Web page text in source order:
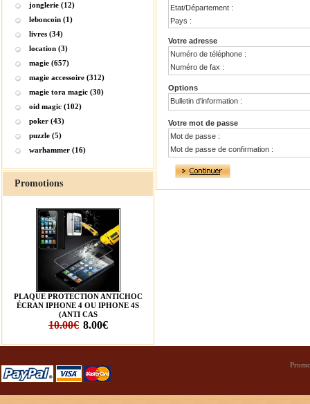
jonglerie (12)
leboncoin (1)
livres (34)
location (3)
magie (657)
magie accessoire (312)
magie tora magic (30)
oid magic (102)
poker (43)
puzzle (5)
warhammer (16)
Promotions
PLAQUE PROTECTION ANTICHOC
ÉCRAN IPHONE 4 OU IPHONE 4S
(ANTI CAS
10.00€ 8.00€
Etat/Département :
Pays :
Votre adresse
Numéro de téléphone :
Numéro de fax :
Options
Bulletin d'information :
Votre mot de passe
Mot de passe :
Mot de passe de confirmation :